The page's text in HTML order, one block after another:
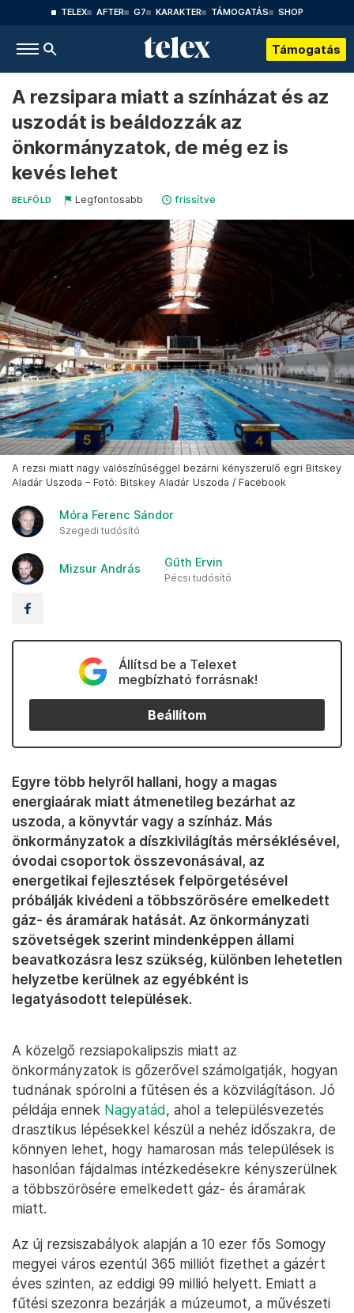
TELEX AFTER G7 KARAKTER TÁMOGATÁS SHOP
Támogatás
A rezsipara miatt a színházat és az
uszodát is beáldozzák az
önkormányzatok, de még ez is
kevés lehet
BELFÖLD Legfontosabb frissítve
A rezsi miatt nagy valószínűséggel bezárni kényszerülő egri Bitskey
Aladár Uszoda – Fotó: Bitskey Aladár Uszoda / Facebook
Móra Ferenc Sándor
Szegedi tudósító
Mizsur András Gűth Ervin
Pécsi tudósító
Állítsd be a Telexet
megbízható forrásnak!
Beállítom
Egyre több helyről hallani, hogy a magas
energiaárak miatt átmenetileg bezárhat az
uszoda, a könyvtár vagy a színház. Más
önkormányzatok a díszkivilágítás mérséklésével,
óvodai csoportok összevonásával, az
energetikai fejlesztések felpörgetésével
próbálják kivédeni a többszörösére emelkedett
gáz- és áramárak hatását. Az önkormányzati
szövetségek szerint mindenképpen állami
beavatkozásra lesz szükség, különben lehetetlen
helyzetbe kerülnek az egyébként is
legatyásodott települések.
A közelgő rezsiapokalipszis miatt az
önkormányzatok is gőzerővel számolgatják, hogyan
tudnának spórolni a fűtésen és a közvilágításon. Jó
példája ennek Nagyatád, ahol a településvezetés
drasztikus lépésekkel készül a nehéz időszakra, de
könnyen lehet, hogy hamarosan más települések is
hasonlóan fájdalmas intézkedésekre kényszerülnek
a többszörösére emelkedett gáz- és áramárak
miatt.
Az új rezsiszabályok alapján a 10 ezer fős Somogy
megyei város ezentúl 365 milliót fizethet a gázért
éves szinten, az eddigi 99 millió helyett. Emiatt a
fűtési szezonra bezárják a múzeumot, a művészeti